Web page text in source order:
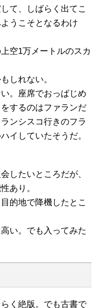
て、しばらく出てこ
うこそとなるわけ
空1万メートルのスカ
しれない。
。座席でおっぱじめ
するのはファランだ
ンシスコ行きのフラ
イしていたそうだ。
したいところだが、
あり。
的地で降機したとこ
い。でも入ってみた
く絶版。でも古書で